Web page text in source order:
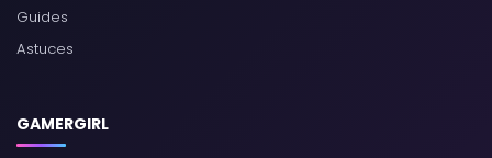
Guides
Astuces
GAMERGIRL